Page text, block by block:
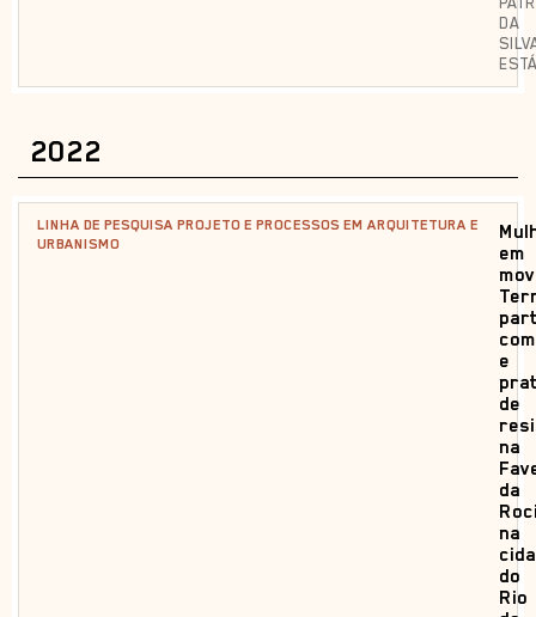
DA
2022
LINHA DE PESQUISA PROJETO E PROCESSOS EM ARQUITETURA E
URBANISMO
em
e
de
na
da
na
do
Rio